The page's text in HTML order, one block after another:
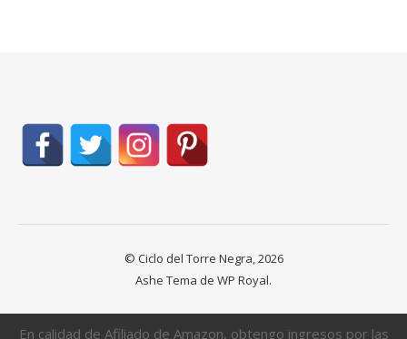
© Ciclo del Torre Negra, 2026
Ashe Tema de WP Royal.
En calidad de Afiliado de Amazon, obtengo ingresos por las